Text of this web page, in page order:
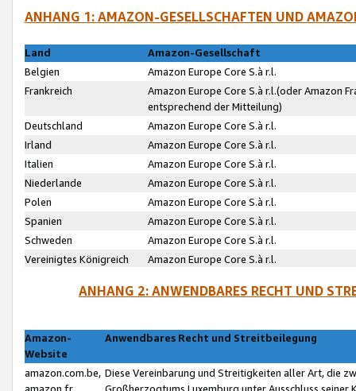
ANHANG 1: AMAZON-GESELLSCHAFTEN UND
Land
Amazon-Gesellschaft
Belgien
Amazon Europe Core S.à r.l.
Frankreich
Amazon Europe Core S.à r.l.(oder Amazon
entsprechend der Mitteilung)
Deutschland
Amazon Europe Core S.à r.l.
Irland
Amazon Europe Core S.à r.l.
Italien
Amazon Europe Core S.à r.l.
Niederlande
Amazon Europe Core S.à r.l.
Polen
Amazon Europe Core S.à r.l.
Spanien
Amazon Europe Core S.à r.l.
Schweden
Amazon Europe Core S.à r.l.
Vereinigtes Königreich
Amazon Europe Core S.à r.l.
ANHANG 2: ANWENDBARES RECHT UND
Amazon-
Website
Anwendbares Recht und Streitbeilegung
amazon.com.be, Diese Vereinbarung und Streitigkeiten aller Art, die